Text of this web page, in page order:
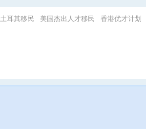
土耳其移民 美国杰出人才移民 香港优才计划